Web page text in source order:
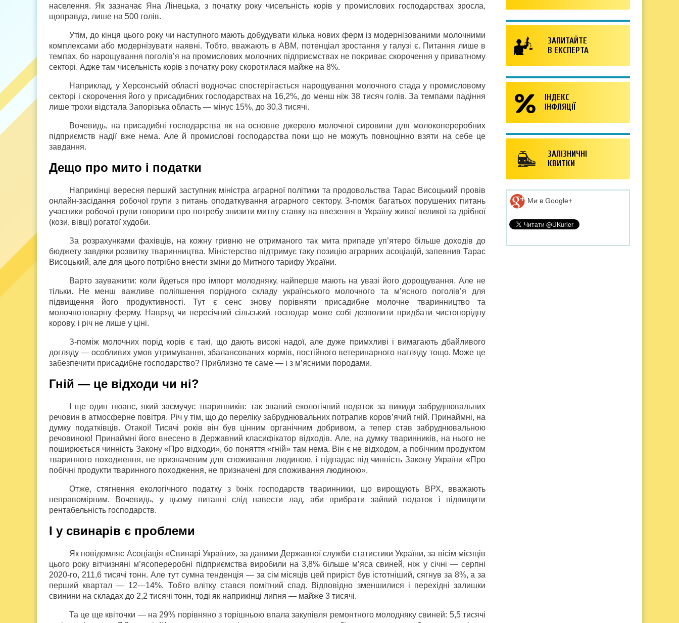
населення. Як зазначає Яна Лінецька, з початку року чисельність корів у промислових господарствах зросла,
щоправда, лише на 500 голів.
Утім, до кінця цього року чи наступного мають добудувати кілька нових ферм із модернізованими молочними
комплексами або модернізувати наявні. Тобто, вважають в АВМ, потенціал зростання у галузі є. Питання лише в
темпах, бо нарощування поголів’я на промислових молочних підприємствах не покриває скорочення у приватному
секторі. Адже там чисельність корів з початку року скоротилася майже на 8%.
Наприклад, у Херсонській області водночас спостерігається нарощування молочного стада у промисловому
секторі і скорочення його у присадибних господарствах на 16,2%, до менш ніж 38 тисяч голів. За темпами падіння
лише трохи відстала Запорізька область — мінус 15%, до 30,3 тисячі.
Вочевидь, на присадибні господарства як на основне джерело молочної сировини для молокопереробних
підприємств надії вже нема. Але й промислові господарства поки що не можуть повноцінно взяти на себе це
завдання.
Дещо про мито і податки
Наприкінці вересня перший заступник міністра аграрної політики та продовольства Тарас Висоцький провів
онлайн-засідання робочої групи з питань оподаткування аграрного сектору. З-поміж багатьох порушених питань
учасники робочої групи говорили про потребу знизити митну ставку на ввезення в Україну живої великої та дрібної
(кози, вівці) рогатої худоби.
За розрахунками фахівців, на кожну гривню не отриманого так мита припаде уп’ятеро більше доходів до
бюджету завдяки розвитку тваринництва. Міністерство підтримує таку позицію аграрних асоціацій, запевнив Тарас
Висоцький, але для цього потрібно внести зміни до Митного тарифу України.
Варто зауважити: коли йдеться про імпорт молодняку, найперше мають на увазі його дорощування. Але не
тільки. Не менш важливе поліпшення порідного складу українського молочного та м’ясного поголів’я для
підвищення його продуктивності. Тут є сенс знову порівняти присадибне молочне тваринництво та
молочнотоварну ферму. Навряд чи пересічний сільський господар може собі дозволити придбати чистопорідну
корову, і річ не лише у ціні.
З-поміж молочних порід корів є такі, що дають високі надої, але дуже примхливі і вимагають дбайливого
догляду — особливих умов утримування, збалансованих кормів, постійного ветеринарного нагляду тощо. Може це
забезпечити присадибне господарство? Приблизно те саме — і з м’ясними породами.
Гній — це відходи чи ні?
І ще один нюанс, який засмучує тваринників: так званий екологічний податок за викиди забруднювальних
речовин в атмосферне повітря. Річ у тім, що до переліку забруднювальних потрапив коров’ячий гній. Принаймні, на
думку податківців. Отакої! Тисячі років він був цінним органічним добривом, а тепер став забруднювальною
речовиною! Принаймні його внесено в Державний класифікатор відходів. Але, на думку тваринників, на нього не
поширюється чинність Закону «Про відходи», бо поняття «гній» там нема. Він є не відходом, а побічним продуктом
тваринного походження, не призначеним для споживання людиною, і підпадає під чинність Закону України «Про
побічні продукти тваринного походження, не призначені для споживання людиною».
Отже, стягнення екологічного податку з їхніх господарств тваринники, що вирощують ВРХ, вважають
неправомірним. Вочевидь, у цьому питанні слід навести лад, аби прибрати зайвий податок і підвищити
рентабельність господарств.
І у свинарів є проблеми
Як повідомляє Асоціація «Свинарі України», за даними Державної служби статистики України, за вісім місяців
цього року вітчизняні м’ясопереробні підприємства виробили на 3,8% більше м’яса свиней, ніж у січні — серпні
2020-го, 211,6 тисячі тонн. Але тут сумна тенденція — за сім місяців цей приріст був істотніший, сягнув за 8%, а за
перший квартал — 12—14%. Тобто влітку стався помітний спад. Відповідно зменшилися і перехідні залишки
свинини на складах до 2,2 тисячі тонн, тоді як наприкінці липня — майже 3 тисячі.
Та це ще квіточки — на 29% порівняно з торішньою впала закупівля ремонтного молодняку свиней: 5,5 тисячі
ЗАПИТАЙТЕ
В ЕКСПЕРТА
ІНДЕКС
ІНФЛЯЦІЇ
ЗАЛІЗНИЧНІ
КВИТКИ
Ми в Google+